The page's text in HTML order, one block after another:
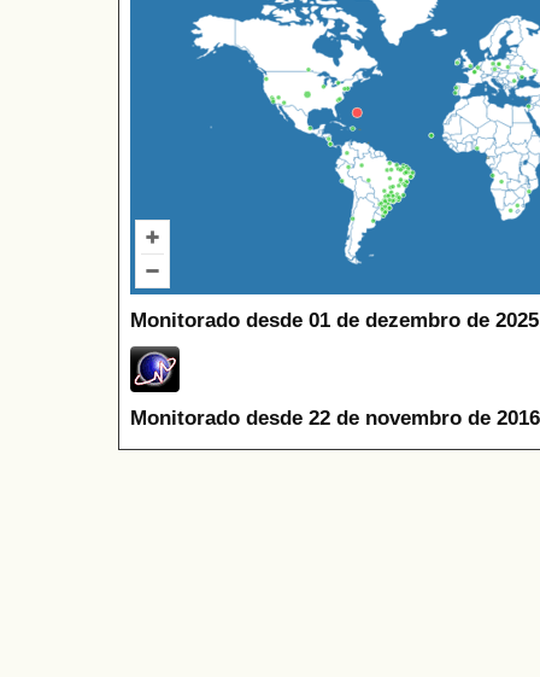
Monitorado desde 01 de dezembro de
Monitorado desde 22 de novembro de